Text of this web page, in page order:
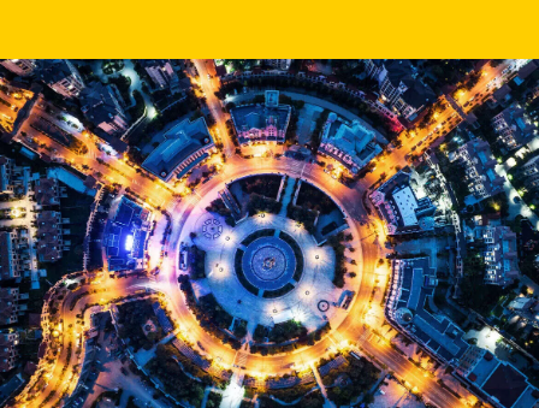
Investitore privato
Italia
Change location
BlackRock
iShares
Aladdin